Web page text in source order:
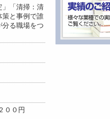
」「清掃：清
策と事例で誰
分る職場をつ
００円